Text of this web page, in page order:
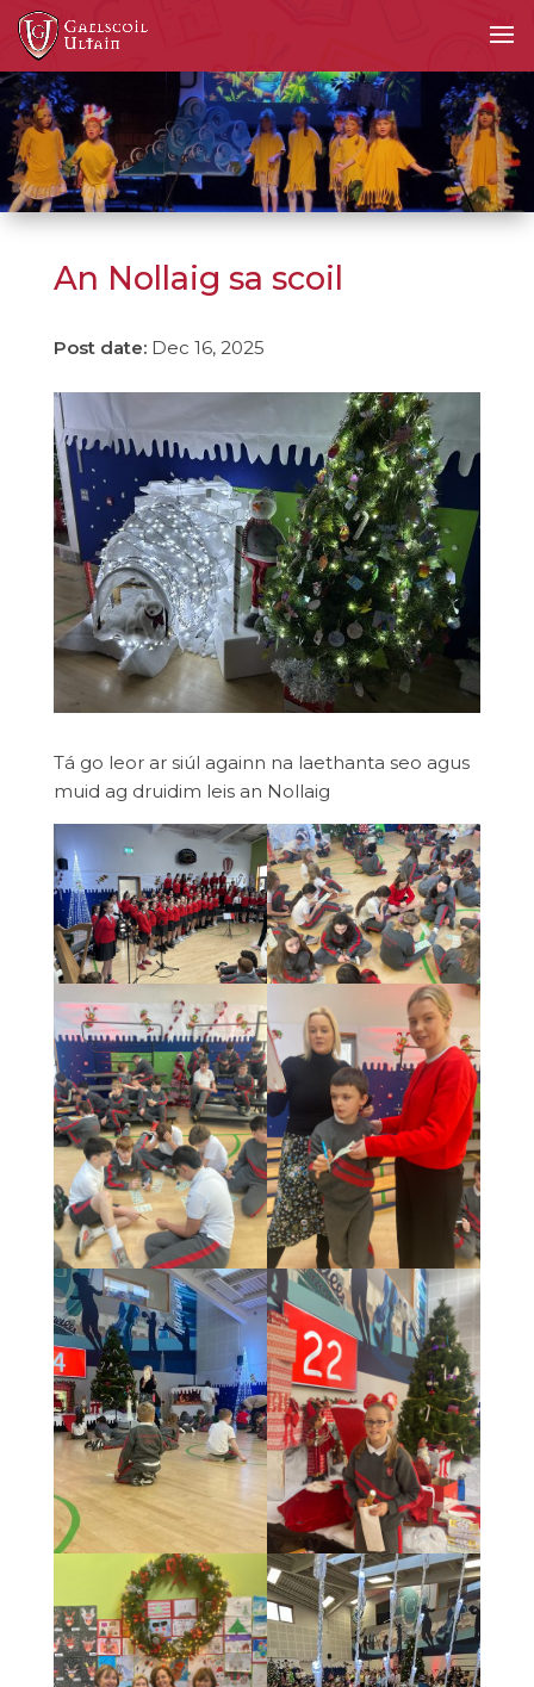
An Nollaig sa scoil
Dec 16, 2025
Tá go leor ar siúl againn na laethanta seo agus
muid ag druidim leis an Nollaig